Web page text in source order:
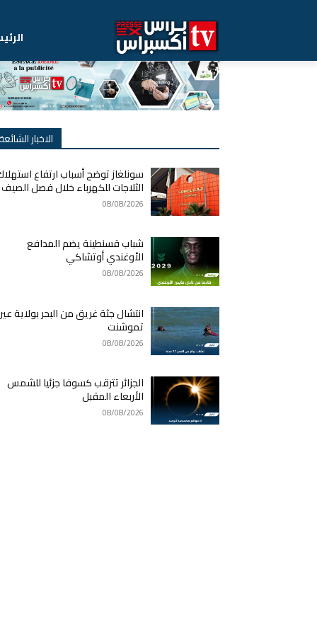
الاخبار
سونلغاز توضح أسباب ارتفاع
الثلاجات للكهرباء خلال فصل الصيف
08/08/2026
شباب قسنطينة يضم المدافع
الأوغندي أوتشاكي
08/08/2026
انتشال جثة غريق من البحر بولاية
تموشنت
08/08/2026
الجزائر تترقب كسوفا جزئيا للشمس
الأربعاء المقبل
08/08/2026